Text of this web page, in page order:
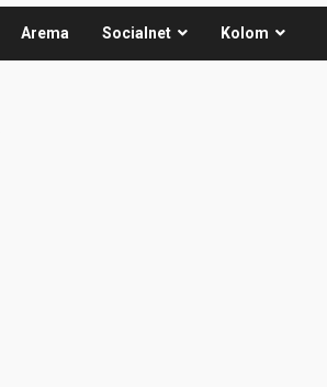
Arema Socialnet Kolom